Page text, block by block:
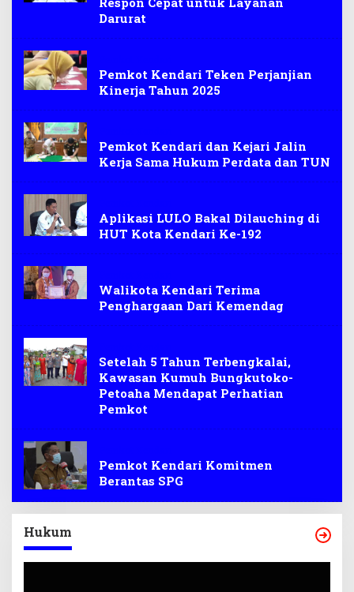
Darurat
Pemkot Kendari Teken Perjanjian
Kinerja Tahun 2025
Pemkot Kendari dan Kejari Jalin
Kerja Sama Hukum Perdata dan TUN
Aplikasi LULO Bakal Dilauching di
HUT Kota Kendari Ke-192
Walikota Kendari Terima
Penghargaan Dari Kemendag
Setelah 5 Tahun Terbengkalai,
Kawasan Kumuh Bungkutoko-
Petoaha Mendapat Perhatian
Pemkot
Pemkot Kendari Komitmen
Berantas SPG
Hukum